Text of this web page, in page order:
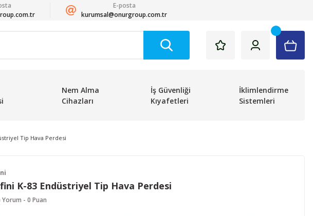
E-posta
kurumsal@onurgroup.com.tr
Nem Alma
Cihazları
İş Güvenliği
Kıyafetleri
İklimlendirme
Sistemleri
Tip Hava Perdesi
K-83 Endüstriyel Tip Hava Perdesi
Yorum - 0 Puan